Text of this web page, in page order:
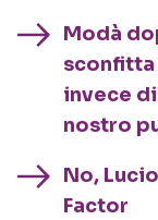
Modà
sconfitta
invece
nostro
No,
Factor